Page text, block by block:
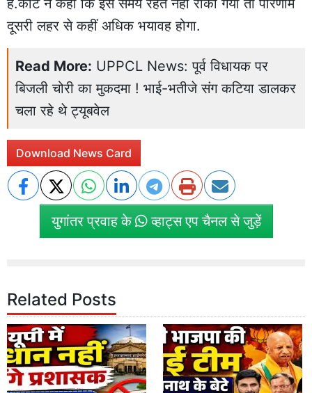
दूसरी लहर से कहीं अधिक भयावह होगा.
Read More: UPPCL News: पूर्व विधायक पर
बिजली चोरी का मुकदमा ! भाई-भतीजे संग कटिया डालकर
चला रहे थे ट्यूबवेल
Download News Card
युगांतर प्रवाह के व्हाट्स एप चैनल से जुड़ें
Related Posts